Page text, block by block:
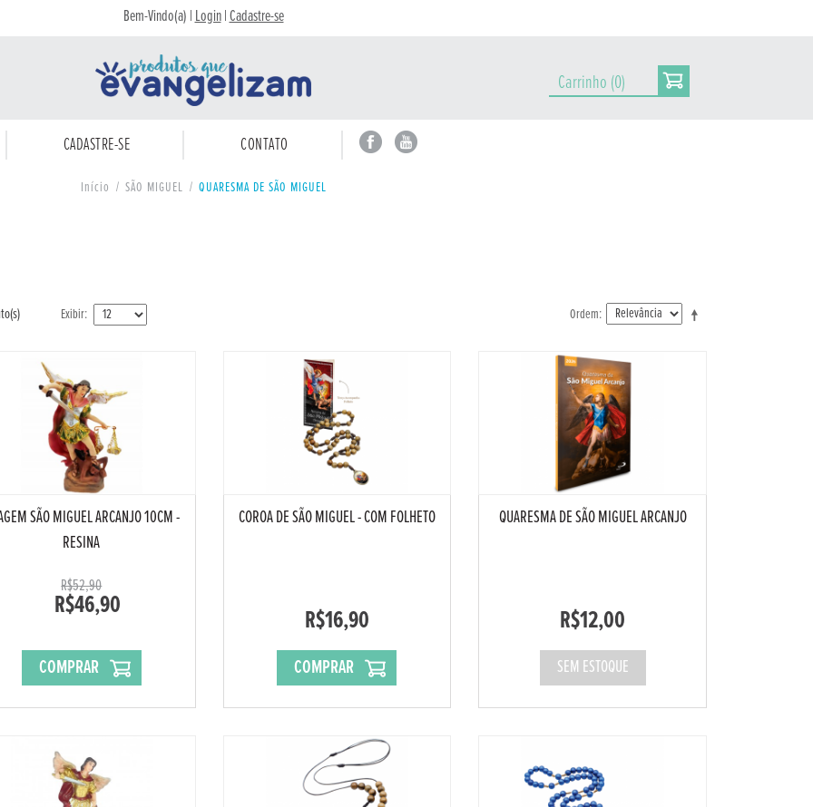
Bem-Vindo(a) |Login|Cadastre-se
Carrinho (0)
CADASTRE-SE CONTATO
Início / SÃO MIGUEL / QUARESMA DE SÃO MIGUEL
Ordem
Exibir
SÃO MIGUEL ARCANJO 10CM -
RESINA
R$52,90
R$46,90
COMPRAR
COROA DE SÃO MIGUEL - COM FOLHETO
R$16,90
COMPRAR
QUARESMA DE SÃO MIGUEL ARCANJO
R$12,00
SEM ESTOQUE